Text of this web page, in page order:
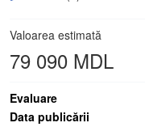
Valoarea estimată
79 090 MDL
Evaluare
Data publicării